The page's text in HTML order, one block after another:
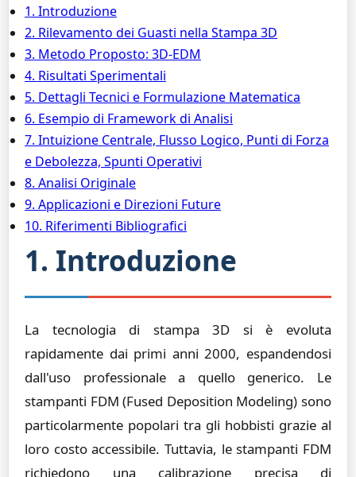
1. Introduzione
2. Rilevamento dei Guasti nella Stampa 3D
3. Metodo Proposto: 3D-EDM
4. Risultati Sperimentali
5. Dettagli Tecnici e Formulazione Matematica
6. Esempio di Framework di Analisi
7. Intuizione Centrale, Flusso Logico, Punti di Forza
e Debolezza, Spunti Operativi
8. Analisi Originale
9. Applicazioni e Direzioni Future
10. Riferimenti Bibliografici
1. Introduzione
La tecnologia di stampa 3D si è evoluta
rapidamente dai primi anni 2000, espandendosi
dall'uso professionale a quello generico. Le
stampanti FDM (Fused Deposition Modeling) sono
particolarmente popolari tra gli hobbisti grazie al
loro costo accessibile. Tuttavia, le stampanti FDM
richiedono una calibrazione precisa di